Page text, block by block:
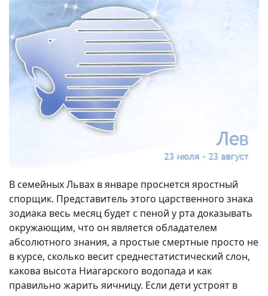
В семейных Львах в январе проснется яростный
спорщик. Представитель этого царственного знака
зодиака весь месяц будет с пеной у рта доказывать
окружающим, что он является обладателем
абсолютного знания, а простые смертные просто не
в курсе, сколько весит среднестатистический слон,
какова высота Ниагарского водопада и как
правильно жарить яичницу. Если дети устроят в